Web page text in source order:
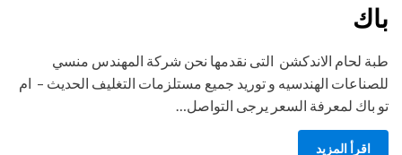
باك
طبة لحام الاندكشن التى نقدمها نحن شركة المهندس منسي
للصناعات الهندسيه و توريد جميع مستلزمات التغليف الحديث – ام
تو باك لمعرفة السعر يرجى التواصل…
اقرأ المزيد